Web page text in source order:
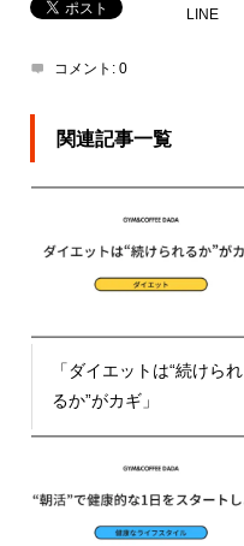
LINE
コメント: 0
関連記事一覧
「ダイエットは“続けられ
るか”がカギ」